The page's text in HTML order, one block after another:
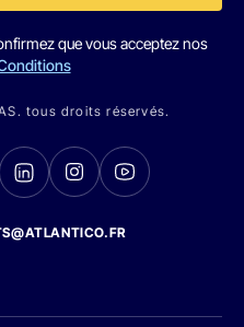
que vous acceptez nos
tous droits réservés.